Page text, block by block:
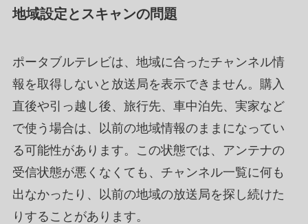
地域設定とスキャンの問題
ポータブルテレビは、地域に合ったチャンネル情
報を取得しないと放送局を表示できません。購入
直後や引っ越し後、旅行先、車中泊先、実家など
で使う場合は、以前の地域情報のままになってい
る可能性があります。この状態では、アンテナの
受信状態が悪くなくても、チャンネル一覧に何も
出なかったり、以前の地域の放送局を探し続けた
りすることがあります。